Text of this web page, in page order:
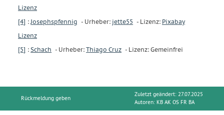
Lizenz
[4] :Josephspfennig - Urheber: jette55 - Lizenz: Pixabay
Lizenz
[5] : Schach - Urheber: Thiago Cruz - Lizenz: Gemeinfrei
Rückmeldung geben
Zuletzt geändert: 27.07.2025
Autoren: KB AK OS FR BA